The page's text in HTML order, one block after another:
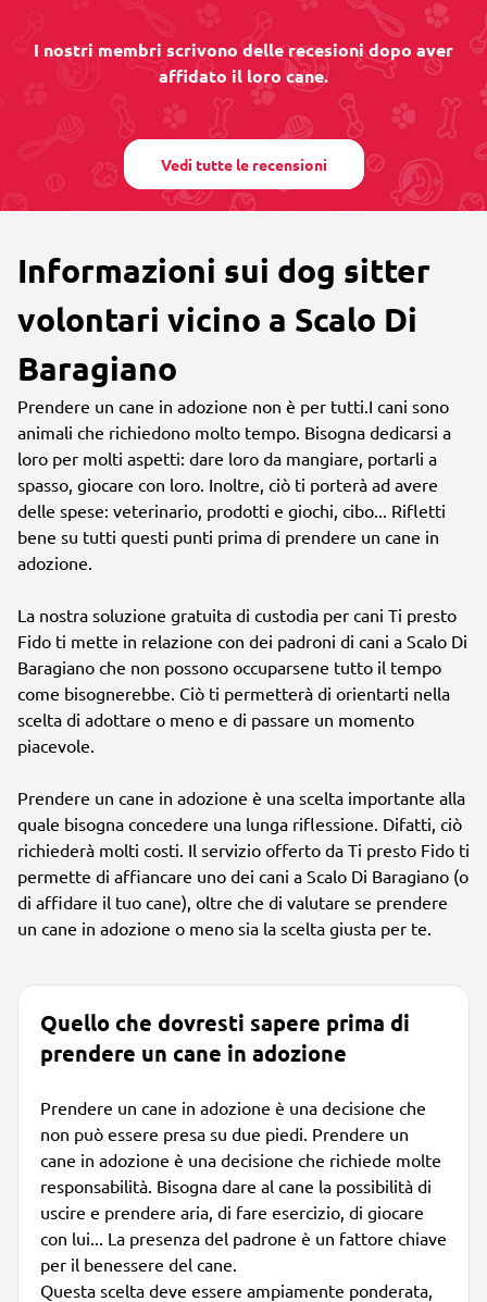
I nostri membri scrivono delle recesioni dopo aver
affidato il loro cane.
Vedi tutte le recensioni
Informazioni sui dog sitter
volontari vicino a Scalo Di
Baragiano
Prendere un cane in adozione non è per tutti.I cani sono
animali che richiedono molto tempo. Bisogna dedicarsi a
loro per molti aspetti: dare loro da mangiare, portarli a
spasso, giocare con loro. Inoltre, ciò ti porterà ad avere
delle spese: veterinario, prodotti e giochi, cibo... Rifletti
bene su tutti questi punti prima di prendere un cane in
adozione.
La nostra soluzione gratuita di custodia per cani Ti presto
Fido ti mette in relazione con dei padroni di cani a Scalo Di
Baragiano che non possono occuparsene tutto il tempo
come bisognerebbe. Ciò ti permetterà di orientarti nella
scelta di adottare o meno e di passare un momento
piacevole.
Prendere un cane in adozione è una scelta importante alla
quale bisogna concedere una lunga riflessione. Difatti, ciò
richiederà molti costi. Il servizio offerto da Ti presto Fido ti
permette di affiancare uno dei cani a Scalo Di Baragiano (o
di affidare il tuo cane), oltre che di valutare se prendere
un cane in adozione o meno sia la scelta giusta per te.
Quello che dovresti sapere prima di
prendere un cane in adozione
Prendere un cane in adozione è una decisione che
non può essere presa su due piedi. Prendere un
cane in adozione è una decisione che richiede molte
responsabilità. Bisogna dare al cane la possibilità di
uscire e prendere aria, di fare esercizio, di giocare
con lui... La presenza del padrone è un fattore chiave
per il benessere del cane.
Questa scelta deve essere ampiamente ponderata,